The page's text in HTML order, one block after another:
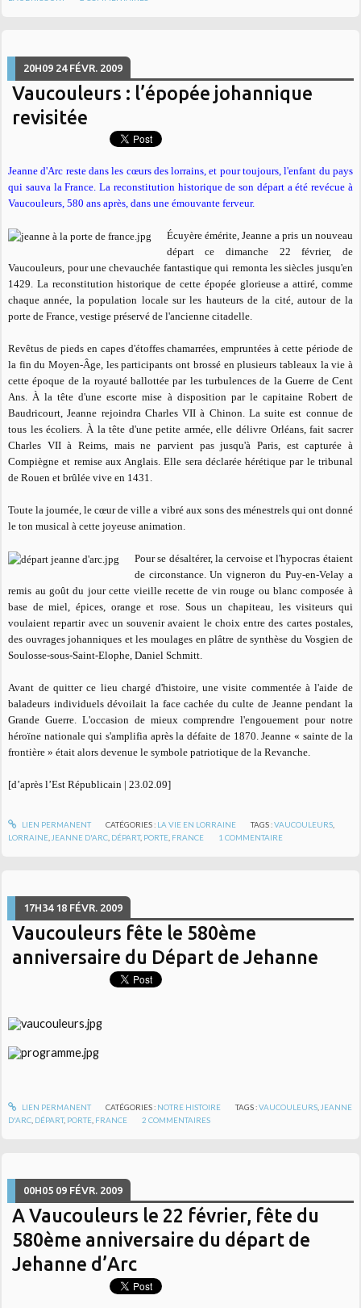
20H09 24 FÉVR. 2009
Vaucouleurs : l’épopée johannique
revisitée
Jeanne d'Arc reste dans les cœurs des lorrains, et pour toujours, l'enfant du pays
qui sauva la France. La reconstitution historique de son départ a été revécue à
Vaucouleurs, 580 ans après, dans une émouvante ferveur.
Écuyère émérite, Jeanne a pris un nouveau
départ ce dimanche 22 février, de
Vaucouleurs, pour une chevauchée fantastique qui remonta les siècles jusqu'en
1429. La reconstitution historique de cette épopée glorieuse a attiré, comme
chaque année, la population locale sur les hauteurs de la cité, autour de la
porte de France, vestige préservé de l'ancienne citadelle.
Revêtus de pieds en capes d'étoffes chamarrées, empruntées à cette période de
la fin du Moyen-Âge, les participants ont brossé en plusieurs tableaux la vie à
cette époque de la royauté ballottée par les turbulences de la Guerre de Cent
Ans. À la tête d'une escorte mise à disposition par le capitaine Robert de
Baudricourt, Jeanne rejoindra Charles VII à Chinon. La suite est connue de
tous les écoliers. À la tête d'une petite armée, elle délivre Orléans, fait sacrer
Charles VII à Reims, mais ne parvient pas jusqu'à Paris, est capturée à
Compiègne et remise aux Anglais. Elle sera déclarée hérétique par le tribunal
de Rouen et brûlée vive en 1431.
Toute la journée, le cœur de ville a vibré aux sons des ménestrels qui ont donné
le ton musical à cette joyeuse animation.
Pour se désaltérer, la cervoise et l'hypocras étaient
de circonstance. Un vigneron du Puy-en-Velay a
remis au goût du jour cette vieille recette de vin rouge ou blanc composée à
base de miel, épices, orange et rose. Sous un chapiteau, les visiteurs qui
voulaient repartir avec un souvenir avaient le choix entre des cartes postales,
des ouvrages johanniques et les moulages en plâtre de synthèse du Vosgien de
Soulosse-sous-Saint-Elophe, Daniel Schmitt.
Avant de quitter ce lieu chargé d'histoire, une visite commentée à l'aide de
baladeurs individuels dévoilait la face cachée du culte de Jeanne pendant la
Grande Guerre. L'occasion de mieux comprendre l'engouement pour notre
héroïne nationale qui s'amplifia après la défaite de 1870. Jeanne « sainte de la
frontière » était alors devenue le symbole patriotique de la Revanche.
[d’après l’Est Républicain | 23.02.09]
LIEN PERMANENT CATÉGORIES : LA VIE EN LORRAINE TAGS :VAUCOULEURS
LORRAINE JEANNE D'ARC DÉPART, PORTE FRANCE 1 COMMENTAIRE
17H34 18 FÉVR. 2009
Vaucouleurs fête le 580ème
anniversaire du Départ de Jehanne
LIEN PERMANENT CATÉGORIES : NOTRE HISTOIRE TAGS :VAUCOULEURS JEANNE
D'ARC DÉPART, PORTE FRANCE 2 COMMENTAIRES
00H05 09 FÉVR. 2009
A Vaucouleurs le 22 février, fête du
580ème anniversaire du départ de
Jehanne d’Arc